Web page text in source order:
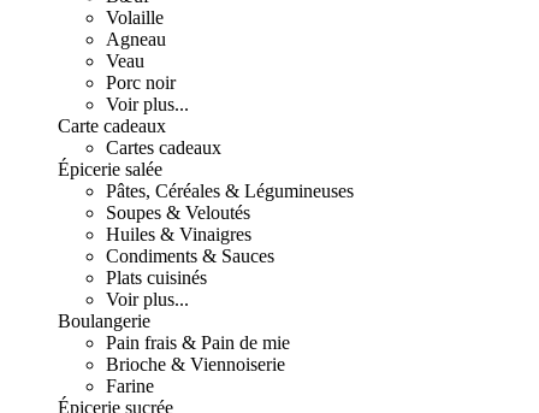
Volaille
Agneau
Veau
Porc noir
Voir plus...
Carte cadeaux
Cartes cadeaux
Épicerie salée
Pâtes, Céréales & Légumineuses
Soupes & Veloutés
Huiles & Vinaigres
Condiments & Sauces
Plats cuisinés
Voir plus...
Boulangerie
Pain frais & Pain de mie
Brioche & Viennoiserie
Farine
Épicerie sucrée